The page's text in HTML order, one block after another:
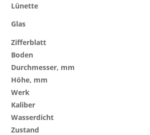
Lünette
Glas
Zifferblatt
Boden
Durchmesser, mm
Höhe, mm
Werk
Kaliber
Wasserdicht
Zustand